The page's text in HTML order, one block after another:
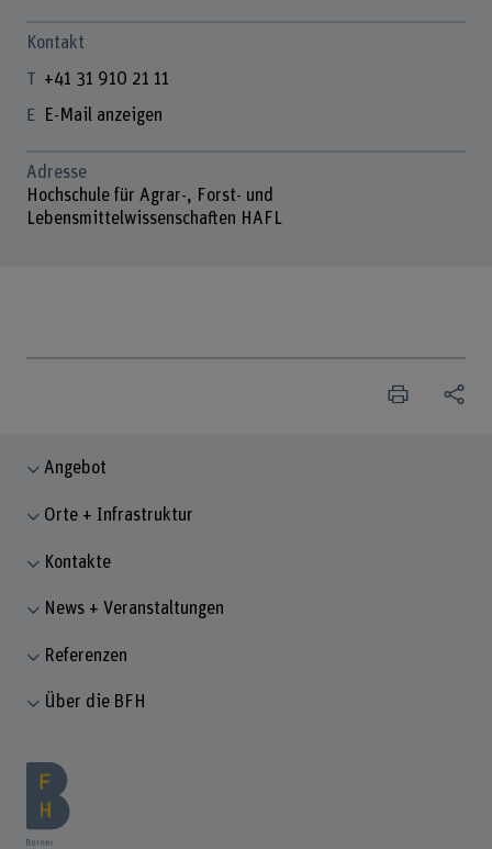
Kontakt
+41 31 910 21 11
E-Mail anzeigen
Adresse
Hochschule für Agrar-, Forst- und
Lebensmittelwissenschaften HAFL
Angebot
Orte + Infrastruktur
Kontakte
News + Veranstaltungen
Referenzen
Über die BFH